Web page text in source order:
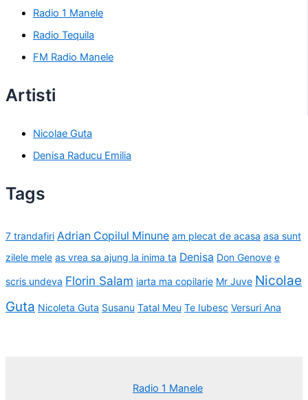
Radio 1 Manele
Radio Tequila
FM Radio Manele
Artisti
Nicolae Guta
Denisa Raducu Emilia
Tags
7 trandafiri Adrian Copilul Minune am plecat de acasa asa sunt
zilele mele as vrea sa ajung la inima ta Denisa Don Genove e
scris undeva Florin Salam iarta ma copilarie Mr Juve Nicolae
Guta Nicoleta Guta Susanu Tatal Meu Te Iubesc Versuri Ana
Radio 1 Manele